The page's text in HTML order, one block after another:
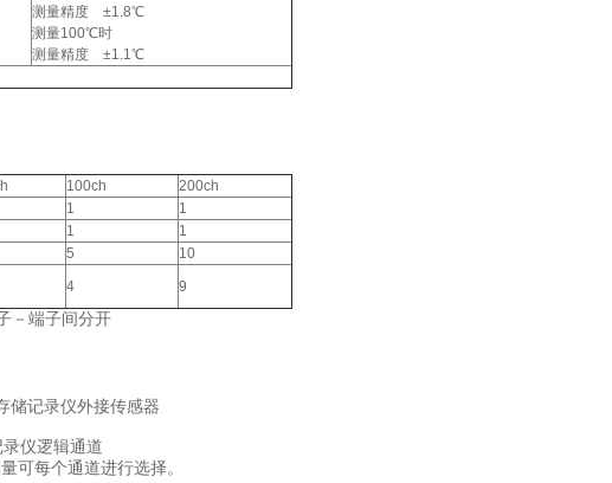
测量精度 ±1.8℃
测量100℃时
测量精度 ±1.1℃
100ch
200ch
1
1
1
1
5
10
4 9
－端子间分开
可每个通道进行选择。